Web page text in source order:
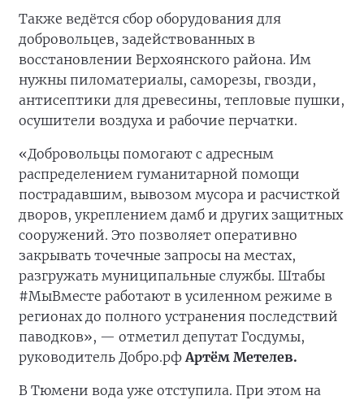
Также ведётся сбор оборудования для
добровольцев, задействованных в
восстановлении Верхоянского района. Им
нужны пиломатериалы, саморезы, гвозди,
антисептики для древесины, тепловые пушки,
осушители воздуха и рабочие перчатки.
«Добровольцы помогают с адресным
распределением гуманитарной помощи
пострадавшим, вывозом мусора и расчисткой
дворов, укреплением дамб и других защитных
сооружений. Это позволяет оперативно
закрывать точечные запросы на местах,
разгружать муниципальные службы. Штабы
#МыВместе работают в усиленном режиме в
регионах до полного устранения последствий
паводков», — отметил депутат Госдумы,
руководитель Добро.рфАртём Метелев.
В Тюмени вода уже отступила. При этом на